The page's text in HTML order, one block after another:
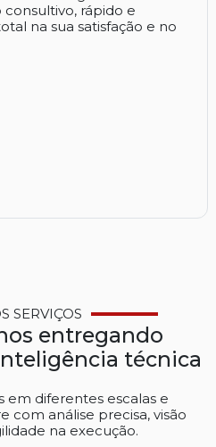
rápido e
na sua satisfação e no
SERVIÇOS
entregando
técnica
diferentes escalas e
com análise precisa, visão
na execução.